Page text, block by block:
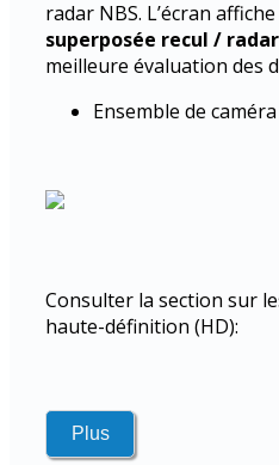
radar NBS. L’écran
superposée recul / radar
meilleure évaluation des
Ensemble de
Consulter la section sur
haute-définition (HD):